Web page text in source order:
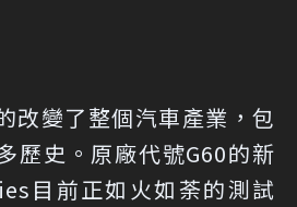
改變了整個汽車產業，包
歷史。原廠代號G60的新
目前正如火如荼的測試